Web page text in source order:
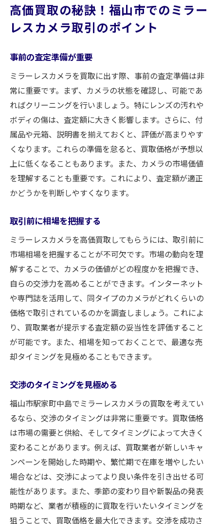
高価買取の秘訣！福山市でのミラー
レスカメラ取引のポイント
事前の査定準備が重要
ミラーレスカメラを買取に出す際、事前の査定準備は非
常に重要です。まず、カメラの状態を確認し、可能であ
ればクリーニングを行いましょう。特にレンズの汚れや
ボディの傷は、査定額に大きく影響します。さらに、付
属品や元箱、説明書を揃えておくと、評価が高まりやす
くなります。これらの準備を怠ると、買取価格が予想以
上に低くなることもあります。また、カメラの市場価値
を理解することも重要です。これにより、査定額が適正
かどうかを判断しやすくなります。
取引前に相場を把握する
ミラーレスカメラを高価買取してもらうには、取引前に
市場相場を把握することが不可欠です。市場の動向を理
解することで、カメラの価値がどの程度かを把握でき、
自らの交渉力を高めることができます。インターネット
や専門誌を活用して、同タイプのカメラがどれくらいの
価格で取引されているのかを調査しましょう。これによ
り、買取業者が提示する査定額の妥当性を評価すること
が可能です。また、相場を知っておくことで、最適な売
却タイミングを見極めることもできます。
交渉のタイミングを見極める
福山市駅家町中島でミラーレスカメラの買取を考えてい
るなら、交渉のタイミングは非常に重要です。買取価格
は市場の需要と供給、そしてタイミングによって大きく
変わることがあります。例えば、買取業者が新しいキャ
ンペーンを開始した時期や、繁忙期で在庫を増やしたい
場合などは、交渉によってより良い条件を引き出せる可
能性があります。また、季節の変わり目や新製品の発表
時期など、業者が積極的に買取を行いたいタイミングを
狙うことで、買取価格を最大化できます。交渉を成功さ